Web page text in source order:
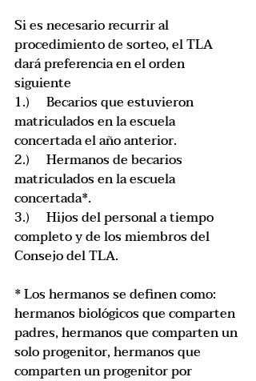
Si es necesario recurrir al
procedimiento de sorteo, el TLA
dará preferencia en el orden
siguiente
1.)	Becarios que estuvieron
matriculados en la escuela
concertada el año anterior.
2.)	Hermanos de becarios
matriculados en la escuela
concertada*.
3.)	Hijos del personal a tiempo
completo y de los miembros del
Consejo del TLA.
* Los hermanos se definen como:
hermanos biológicos que comparten
padres, hermanos que comparten un
solo progenitor, hermanos que
comparten un progenitor por